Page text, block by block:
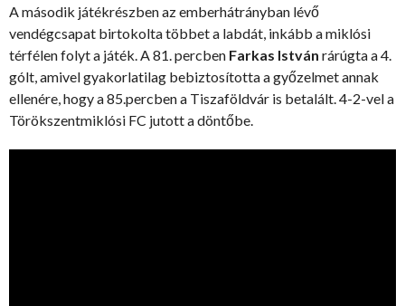
A második játékrészben az emberhátrányban lévő
vendégcsapat birtokolta többet a labdát, inkább a miklósi
térfélen folyt a játék. A 81. percben Farkas István rárúgta a 4.
gólt, amivel gyakorlatilag bebiztosította a győzelmet annak
ellenére, hogy a 85.percben a Tiszaföldvár is betalált. 4-2-vel a
Törökszentmiklósi FC jutott a döntőbe.